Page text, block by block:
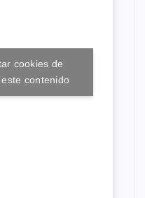
cookies de
contenido